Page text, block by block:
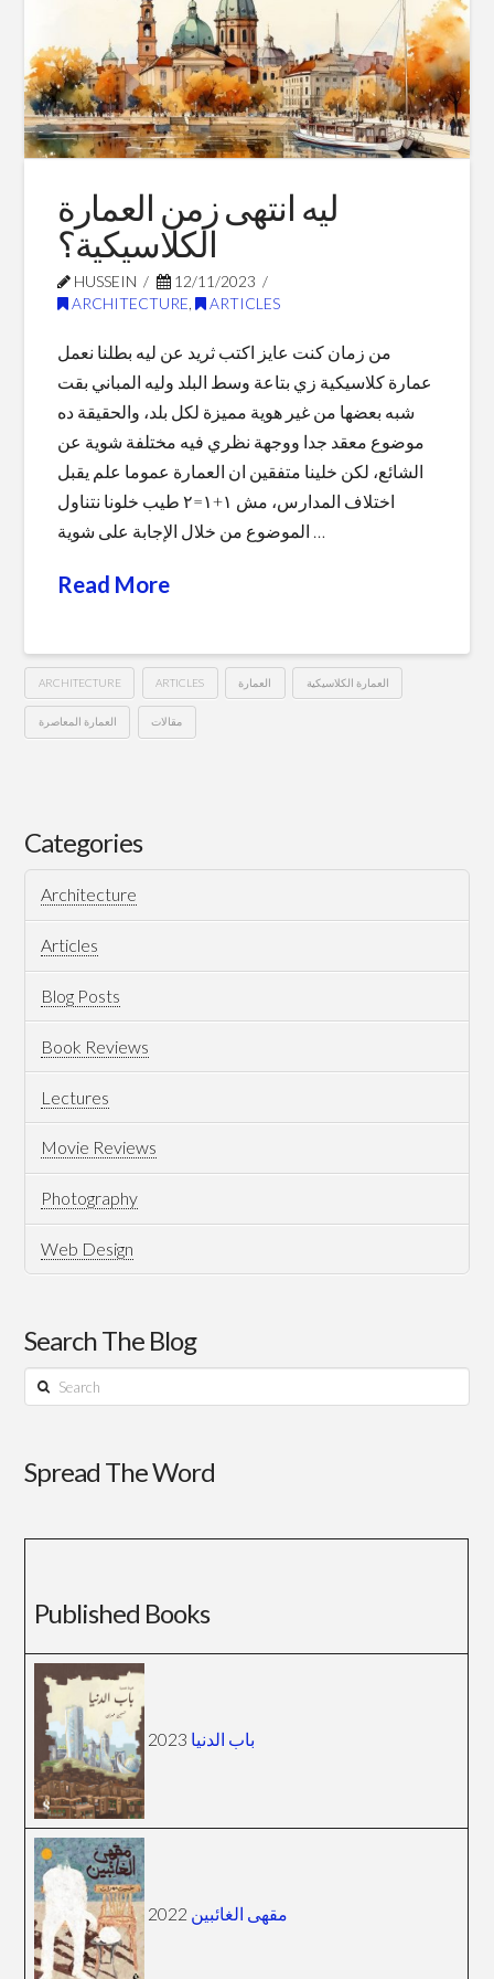
ليه انتهى زمن العمارة
الكلاسيكية؟
HUSSEIN
12/11/2023
ARCHITECTURE
ARTICLES
من زمان كنت عايز اكتب ثريد عن ليه بطلنا نعمل
عمارة كلاسيكية زي بتاعة وسط البلد وليه المباني بقت
شبه بعضها من غير هوية مميزة لكل بلد، والحقيقة ده
موضوع معقد جدا ووجهة نظري فيه مختلفة شوية عن
الشائع، لكن خلينا متفقين ان العمارة عموما علم يقبل
اختلاف المدارس، مش ١+١=٢ طيب خلونا نتناول
الموضوع من خلال الإجابة على شوية …
Read More
ARCHITECTURE ARTICLES العمارة العمارة الكلاسيكية
العمارة المعاصرة مقالات
زمن
العمارة
الكلاسيكية؟
11.12.2023
Categories
Architecture
Articles
Blog Posts
Book Reviews
Lectures
Movie Reviews
Photography
Web Design
Search The Blog
Search
Spread The Word
Published Books
باب الدنيا
مقهى الغائبين